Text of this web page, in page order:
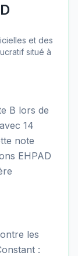
et des
situé à
B lors de
14
note
EHPAD
les
: